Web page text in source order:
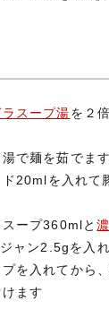
スープ湯を２
で麺を茹でます
20mlを入れて
ープ360mlと
ャン2.5gを入
を入れてから、
ます